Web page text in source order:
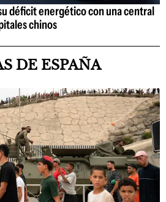
déficit energético con una central
chinos
DE ESPAÑA